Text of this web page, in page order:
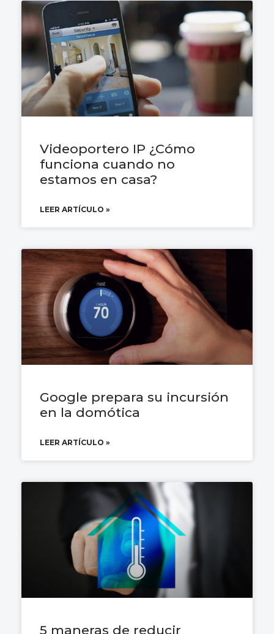
Videoportero IP ¿Cómo
funciona cuando no
estamos en casa?
LEER ARTÍCULO »
Google prepara su incursión
en la domótica
LEER ARTÍCULO »
5 maneras de reducir